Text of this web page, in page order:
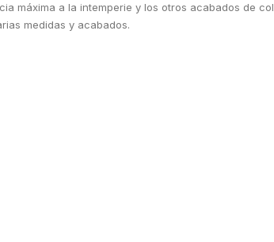
máxima a la intemperie y los otros acabados de
medidas y acabados.